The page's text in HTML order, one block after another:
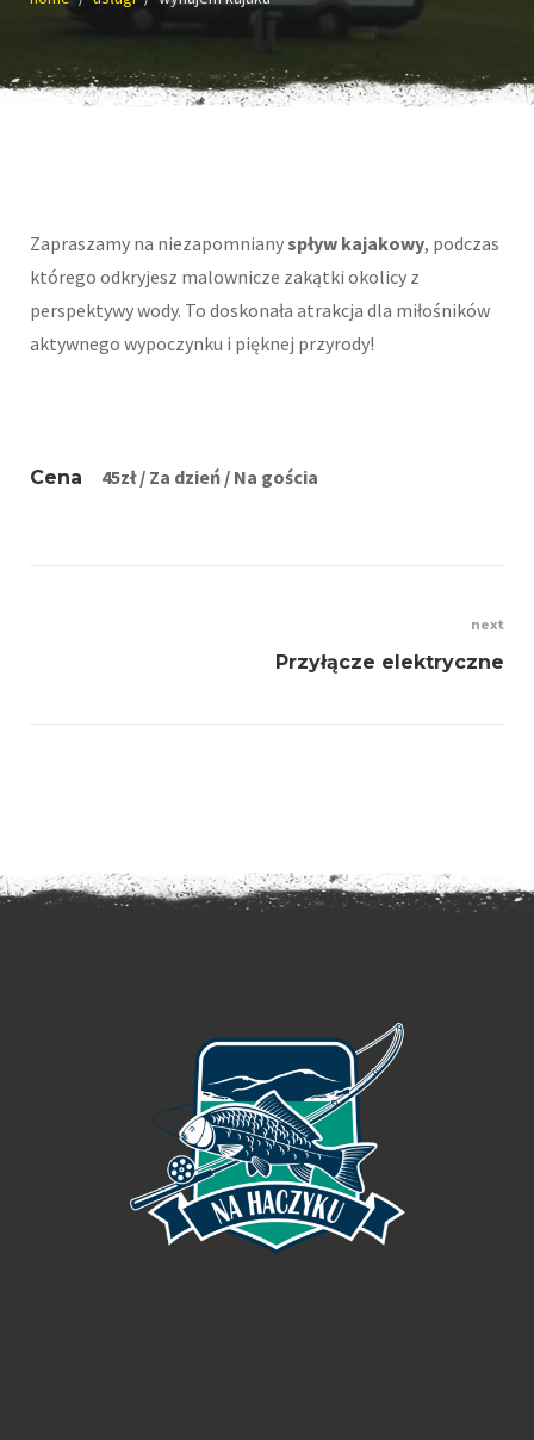
Zapraszamy na niezapomnianyspływ kajakowy, podczas
którego odkryjesz malownicze zakątki okolicy z
perspektywy wody. To doskonała atrakcja dla miłośników
aktywnego wypoczynku i pięknej przyrody!
Cena 45zł/ Za dzień / Na gościa
next
Przyłącze elektryczne